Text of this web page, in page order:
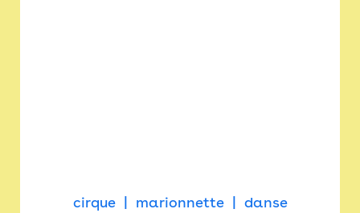
cirque marionnette danse